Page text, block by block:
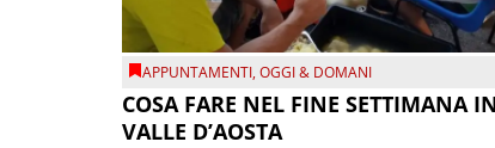
APPUNTAMENTI,OGGI & DOMANI
COSA FARE NEL FINE SETTIMANA IN
VALLE D’AOSTA